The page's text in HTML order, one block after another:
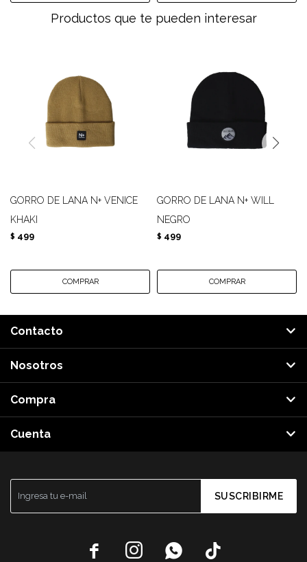
Productos que te pueden interesar
GORRO DE LANA N+ VENICE
KHAKI
$ 499
GORRO DE LANA N+ WILL
NEGRO
$ 499
SUSCRIBIRME
   
Contacto
Nosotros
Compra
Cuenta